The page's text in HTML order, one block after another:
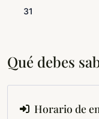
31
Qué debes
Horario de